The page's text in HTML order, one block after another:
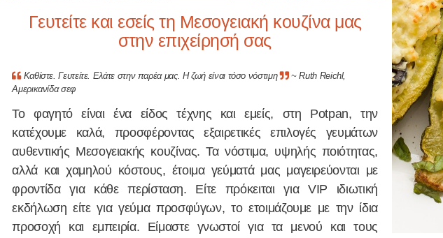
Γευτείτε και εσείς τη Μεσογειακή κουζίνα μας
στην επιχείρησή σας
Καθίστε. Γευτείτε. Ελάτε στην παρέα μας. Η ζωή είναι τόσο νόστιμη
~ Ruth Reichl,
Αμερικανίδα σεφ
Το φαγητό είναι ένα είδος τέχνης και εμείς, στη Potpan, την
κατέχουμε καλά, προσφέροντας εξαιρετικές επιλογές γευμάτων
αυθεντικής Μεσογειακής κουζίνας. Τα νόστιμα, υψηλής ποιότητας,
αλλά και χαμηλού κόστους, έτοιμα γεύματά μας μαγειρεύονται με
φροντίδα για κάθε περίσταση. Είτε πρόκειται για VIP ιδιωτική
εκδήλωση είτε για γεύμα προσφύγων, το ετοιμάζουμε με την ίδια
προσοχή και εμπειρία. Είμαστε γνωστοί για τα μενού και τους